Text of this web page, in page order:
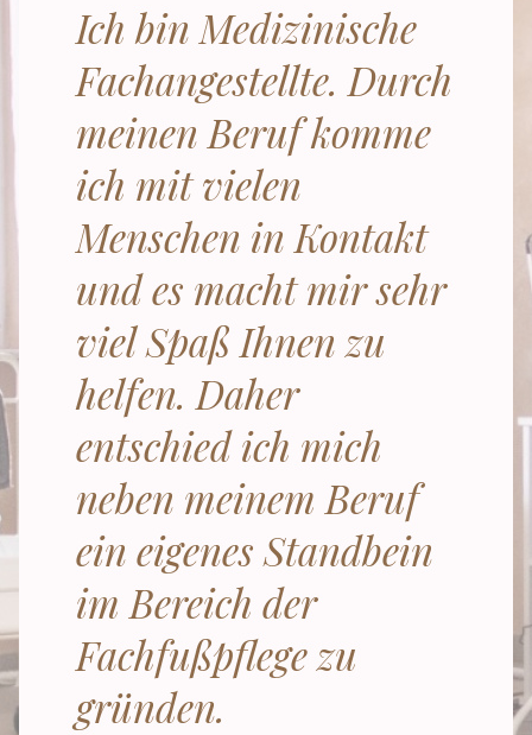
Ich bin Medizinische
Fachangestellte. Durch
meinen Beruf komme
ich mit vielen
Menschen in Kontakt
und es macht mir sehr
viel Spaß Ihnen zu
helfen. Daher
entschied ich mich
neben meinem Beruf
ein eigenes Standbein
im Bereich der
Fachfußpflege zu
gründen.